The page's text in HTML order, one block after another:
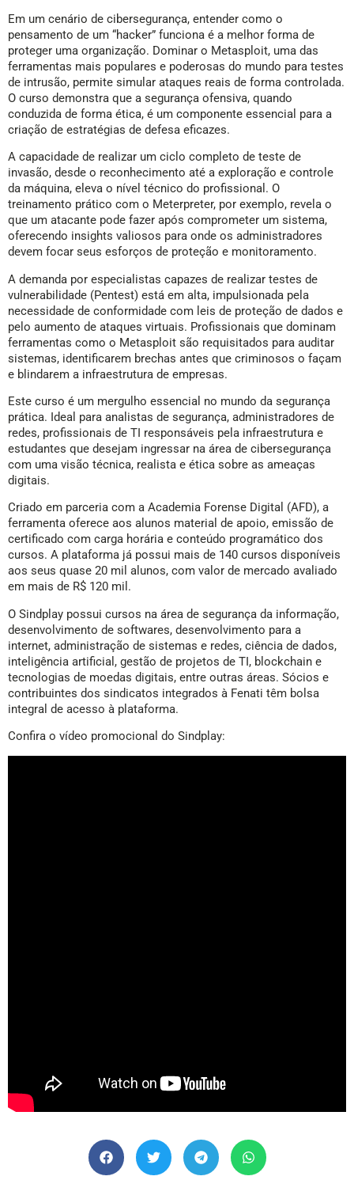
Em um cenário de cibersegurança, entender como o
pensamento de um “hacker” funciona é a melhor forma de
proteger uma organização. Dominar o Metasploit, uma das
ferramentas mais populares e poderosas do mundo para testes
de intrusão, permite simular ataques reais de forma controlada.
O curso demonstra que a segurança ofensiva, quando
conduzida de forma ética, é um componente essencial para a
criação de estratégias de defesa eficazes.
A capacidade de realizar um ciclo completo de teste de
invasão, desde o reconhecimento até a exploração e controle
da máquina, eleva o nível técnico do profissional. O
treinamento prático com o Meterpreter, por exemplo, revela o
que um atacante pode fazer após comprometer um sistema,
oferecendo insights valiosos para onde os administradores
devem focar seus esforços de proteção e monitoramento.
A demanda por especialistas capazes de realizar testes de
vulnerabilidade (Pentest) está em alta, impulsionada pela
necessidade de conformidade com leis de proteção de dados e
pelo aumento de ataques virtuais. Profissionais que dominam
ferramentas como o Metasploit são requisitados para auditar
sistemas, identificarem brechas antes que criminosos o façam
e blindarem a infraestrutura de empresas.
Este curso é um mergulho essencial no mundo da segurança
prática. Ideal para analistas de segurança, administradores de
redes, profissionais de TI responsáveis pela infraestrutura e
estudantes que desejam ingressar na área de cibersegurança
com uma visão técnica, realista e ética sobre as ameaças
digitais.
Criado em parceria com a Academia Forense Digital (AFD), a
ferramenta oferece aos alunos material de apoio, emissão de
certificado com carga horária e conteúdo programático dos
cursos. A plataforma já possui mais de 140 cursos disponíveis
aos seus quase 20 mil alunos, com valor de mercado avaliado
em mais de R$ 120 mil.
O Sindplay possui cursos na área de segurança da informação,
desenvolvimento de softwares, desenvolvimento para a
internet, administração de sistemas e redes, ciência de dados,
inteligência artificial, gestão de projetos de TI, blockchain e
tecnologias de moedas digitais, entre outras áreas. Sócios e
contribuintes dos sindicatos integrados à Fenati têm bolsa
integral de acesso à plataforma.
Confira o vídeo promocional do Sindplay: